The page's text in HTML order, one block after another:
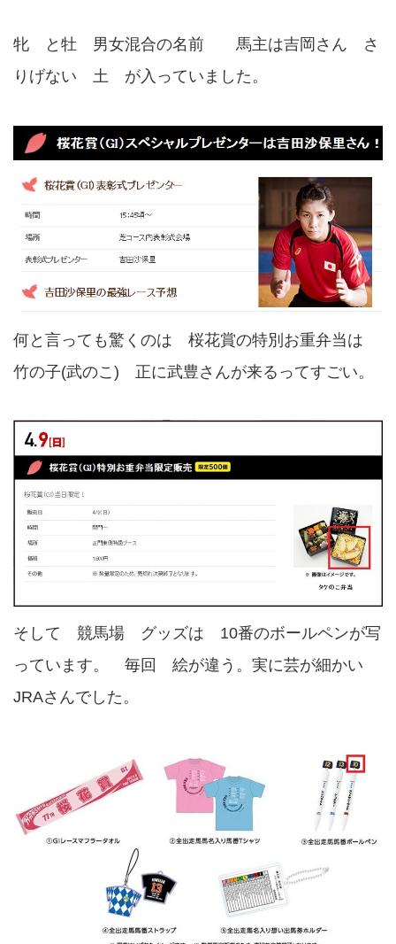
牝 と牡 男女混合の名前 馬主は吉岡さん さ
りげない 土 が入っていました。
何と言っても驚くのは 桜花賞の特別お重弁当は
竹の子(武のこ) 正に武豊さんが来るってすごい。
そして 競馬場 グッズは 10番のボールペンが写
っています。 毎回 絵が違う。実に芸が細かい
JRAさんでした。